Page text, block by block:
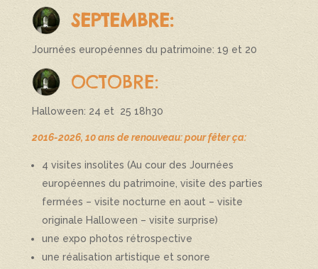
SEPTEMBRE:
Journées européennes du patrimoine: 19 et 20
OCTOBRE:
Halloween: 24 et 25 18h30
2016-2026, 10 ans de renouveau: pour fêter ça:
4 visites insolites (Au cour des Journées
européennes du patrimoine, visite des parties
fermées – visite nocturne en aout – visite
originale Halloween – visite surprise)
une expo photos rétrospective
une réalisation artistique et sonore